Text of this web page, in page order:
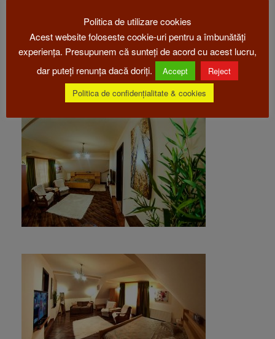
Politica de utilizare cookies
Acest website foloseste cookie-uri pentru a îmbunătăți
experiența. Presupunem că sunteți de acord cu acest lucru,
dar puteți renunța dacă doriți.
Accept
Reject
Politica de confidențialitate & cookies